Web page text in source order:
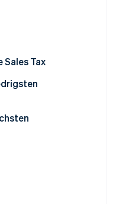
Lösungen für die
Tax